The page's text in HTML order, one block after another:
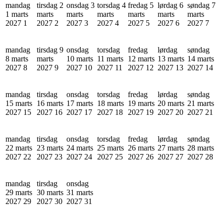
mandag
1 marts
2027 1
tirsdag 2
marts
2027 2
onsdag 3
marts
2027 3
torsdag 4
marts
2027 4
fredag 5
marts
2027 5
lørdag 6
marts
2027 6
søndag 7
marts
2027 7
mandag
8 marts
2027 8
tirsdag 9
marts
2027 9
onsdag
10 marts
2027 10
torsdag
11 marts
2027 11
fredag
12 marts
2027 12
lørdag
13 marts
2027 13
søndag
14 marts
2027 14
mandag
15 marts
2027 15
tirsdag
16 marts
2027 16
onsdag
17 marts
2027 17
torsdag
18 marts
2027 18
fredag
19 marts
2027 19
lørdag
20 marts
2027 20
søndag
21 marts
2027 21
mandag
22 marts
2027 22
tirsdag
23 marts
2027 23
onsdag
24 marts
2027 24
torsdag
25 marts
2027 25
fredag
26 marts
2027 26
lørdag
27 marts
2027 27
søndag
28 marts
2027 28
mandag
29 marts
2027 29
tirsdag
30 marts
2027 30
onsdag
31 marts
2027 31